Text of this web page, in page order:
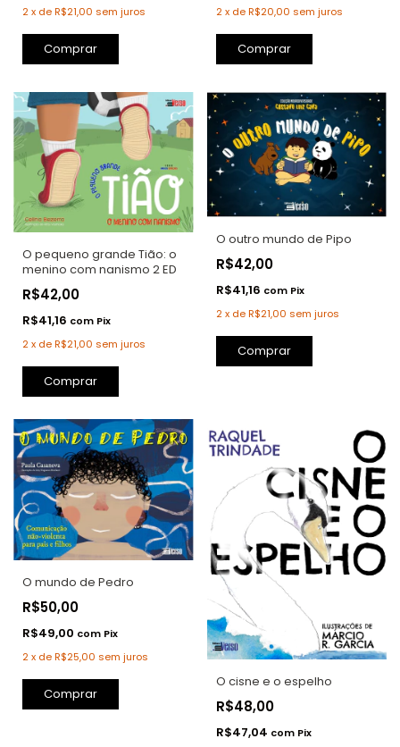
2x deR$21,00 sem juros
2 x deR$20,00 sem juros
O pequeno grande Tião: o
menino com nanismo 2 ED
R$42,00
R$41,16 com Pix
2x deR$21,00 sem juros
Comprar
O outro mundo de Pipo
R$42,00
R$41,16 com Pix
2 x deR$21,00 sem juros
Comprar
O mundo de Pedro
R$50,00
R$49,00 com Pix
2x deR$25,00 sem juros
O cisne e o espelho
R$48,00
R$47,04 com Pix